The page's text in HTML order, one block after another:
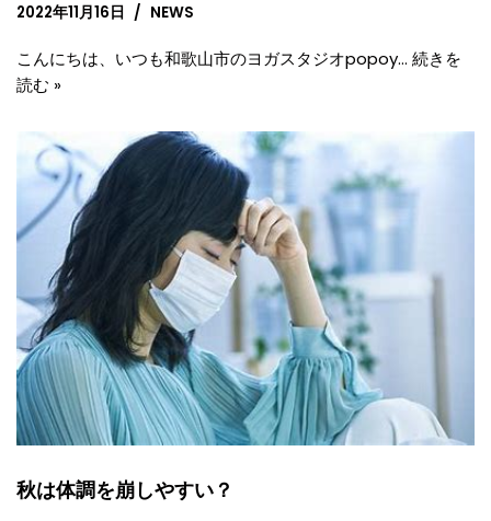
2022年11月16日 NEWS
こんにちは、いつも和歌山市のヨガスタジオpopoy… 続きを
読む »
秋は体調を崩しやすい？